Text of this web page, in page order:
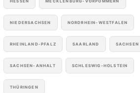
HESSEN MECKLENBURG-VORPOMMERN
NIEDERSACHSEN NORDRHEIN-WESTFALEN
RHEINLAND-PFALZ SAARLAND SACHSEN
SACHSEN-ANHALT SCHLESWIG-HOLSTEIN
THÜRINGEN